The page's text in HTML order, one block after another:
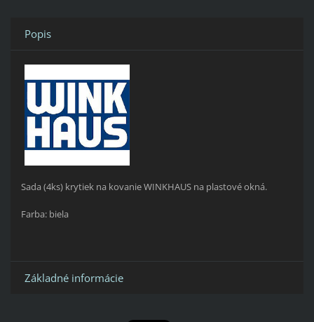
Popis
Sada (4ks) krytiek na kovanie WINKHAUS na plastové okná.
Farba: biela
Základné informácie